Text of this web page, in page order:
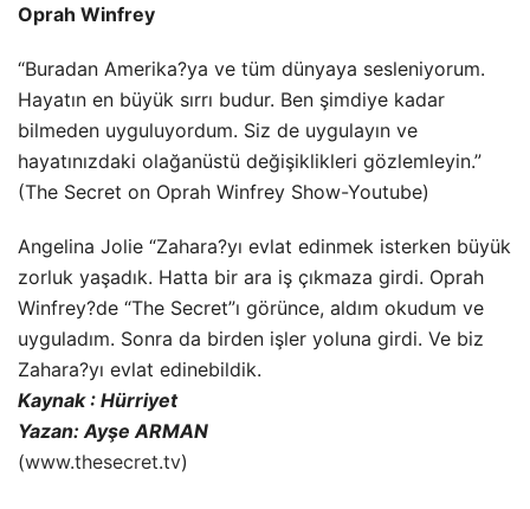
Oprah Winfrey
“Buradan Amerika?ya ve tüm dünyaya sesleniyorum.
Hayatın en büyük sırrı budur. Ben şimdiye kadar
bilmeden uyguluyordum. Siz de uygulayın ve
hayatınızdaki olağanüstü değişiklikleri gözlemleyin.”
(The Secret on Oprah Winfrey Show-Youtube)
Angelina Jolie “Zahara?yı evlat edinmek isterken büyük
zorluk yaşadık. Hatta bir ara iş çıkmaza girdi. Oprah
Winfrey?de “The Secret”ı görünce, aldım okudum ve
uyguladım. Sonra da birden işler yoluna girdi. Ve biz
Zahara?yı evlat edinebildik.
Kaynak : Hürriyet
Yazan: Ayşe ARMAN
(www.thesecret.tv)